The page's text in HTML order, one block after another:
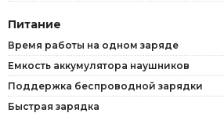
Питание
Время работы на одном заряде
Емкость аккумулятора наушников
Поддержка беспроводной зарядки
Быстрая зарядка